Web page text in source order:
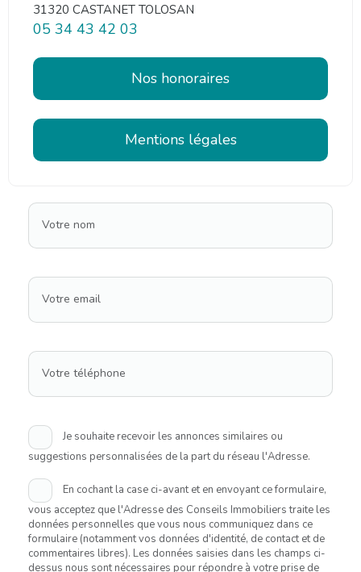
31320 CASTANET TOLOSAN
05 34 43 42 03
Nos honoraires
Mentions légales
Votre nom
Votre email
Votre téléphone
Je souhaite recevoir les annonces similaires ou
suggestions personnalisées de la part du réseau l'Adresse.
En cochant la case ci-avant et en envoyant ce formulaire,
vous acceptez que l'Adresse des Conseils Immobiliers traite les
données personnelles que vous nous communiquez dans ce
formulaire (notamment vos données d'identité, de contact et de
commentaires libres). Les données saisies dans les champs ci-
dessus nous sont nécessaires pour répondre à votre prise de